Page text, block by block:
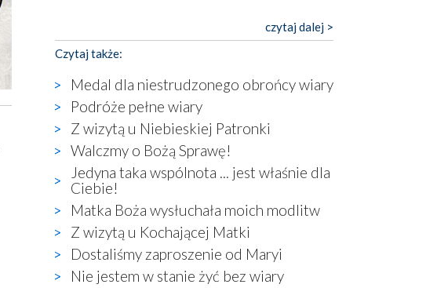
Niespokojny duch współczesności daje też w
Fatimie znać o sobie w sposób widoczny gołym
okiem. Niby w trosce o prostotę i skromność
stara się on jak może zasłonić sanktuarium,
wznosząc wokół betonowe bryły, z których
niektóre nawet zostały poświęcone jako miejsca
katolickiego kultu. Tylko co wspólnego z żywą,
autentyczną wiarą mogą mieć płaskie, szare
bunkry albo kaplice, w których Tabernakulum
przypomina bardziej skrzynkę na narzędzia? Albo
co powiedzieć o ustawionym tuż przy nowej
bazylice wielkim krzyżu, na którym zamiast
Chrystusa umieszczono dziwaczną postać jakby
wyjętą ze starożytnych hieroglifów? W
kulturowym kontekście naszych czasów to raczej
czytaj dalej >
Czytaj także:
Medal dla niestrudzonego obrońcy wiary
Podróże pełne wiary
Z wizytą u Niebieskiej Patronki
Walczmy o Bożą Sprawę!
Jedyna taka wspólnota ... jest właśnie dla
Ciebie!
Matka Boża wysłuchała moich modlitw
Z wizytą u Kochającej Matki
Dostaliśmy zaproszenie od Maryi
Nie jestem w stanie żyć bez wiary